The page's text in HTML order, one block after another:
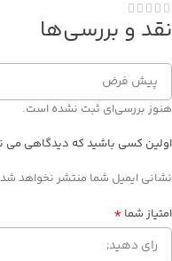
نقد و بررسی‌ها
هنوز بررسی‌ای ثبت نشده است.
اولین کسی باشید که دیدگاهی می
نشانی ایمیل شما منتشر نخواهد
امتیاز شما *